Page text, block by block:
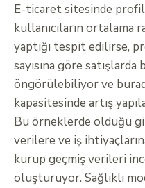
E-ticaret sitesinde
kullanıcıların ortalama
yaptığı tespit edilirse,
sayısına göre satışlarda
öngörülebiliyor ve
kapasitesinde artış
Bu örneklerde olduğu
verilere ve iş
kurup geçmiş verileri
oluşturuyor. Sağlıklı